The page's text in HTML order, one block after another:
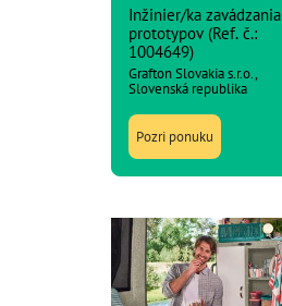
Inžinier/ka zavádzania
prototypov (Ref. č.:
1004649)
Grafton Slovakia s.r.o.,
Slovenská republika
Pozri ponuku